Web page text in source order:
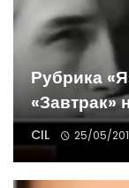
Рубрика
«Завтрак»
CIL 25/05/